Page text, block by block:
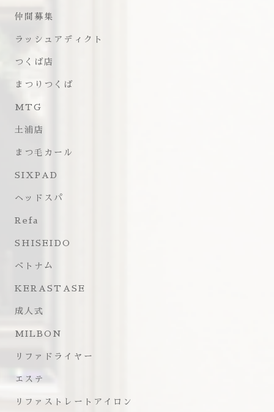
仲間募集
ラッシュアディクト
つくば店
まつりつくば
MTG
土浦店
まつ毛カール
SIXPAD
ヘッドスパ
Refa
SHISEIDO
ベトナム
KERASTASE
成人式
MILBON
リファドライヤー
エステ
リファストレートアイロン